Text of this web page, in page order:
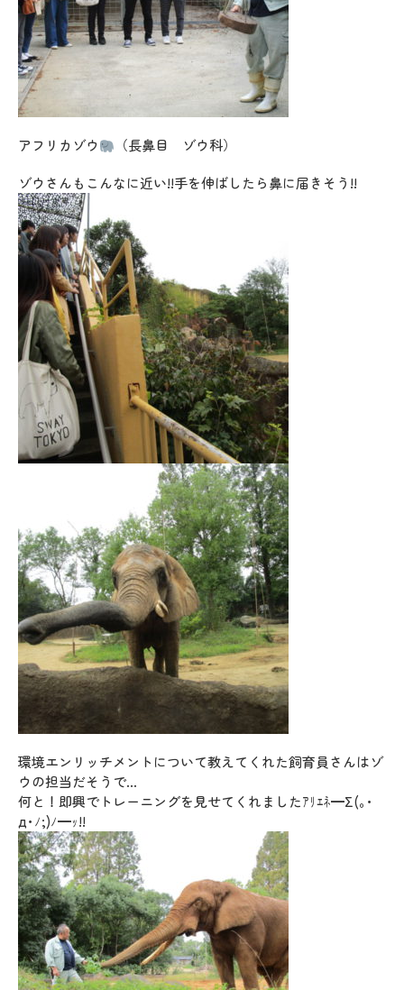
アフリカゾウ
（長鼻目 ゾウ科）
ゾウさんもこんなに近い!!手を伸ばしたら鼻に届きそう!!
環境エンリッチメントについて教えてくれた飼育員さんはゾ
ウの担当だそうで…
何と！即興でトレーニングを見せてくれましたｱﾘｴﾈ━Σ(｡･
д･ﾉ;)ﾉ━ｯ!!